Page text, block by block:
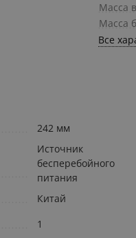
Масса
Масса
Все
242 мм
Источник
бесперебойного
питания
Китай
1